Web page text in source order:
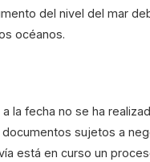
del nivel del mar
océanos.
la fecha no se ha
sujetos a
está en curso un